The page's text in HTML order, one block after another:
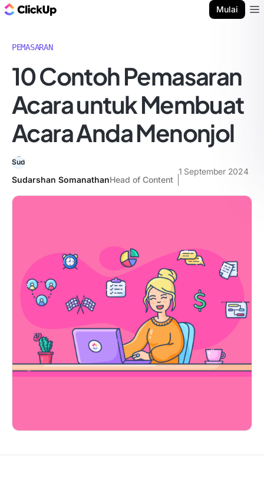
Mulai
PEMASARAN
10 Contoh Pemasaran
Acara untuk Membuat
Acara Anda Menonjol
Sudarshan SomanathanHead of Content
1 September 2024